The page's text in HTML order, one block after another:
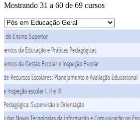
Mostrando 31 a 60 de 69 cursos